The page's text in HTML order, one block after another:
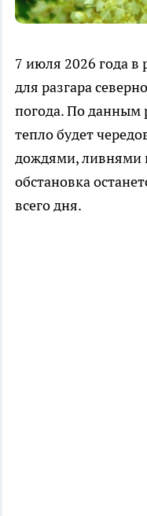
7 июля 2026 года в
для разгара
погода. По данным
тепло будет
дождями, ливнями
обстановка
всего дня.